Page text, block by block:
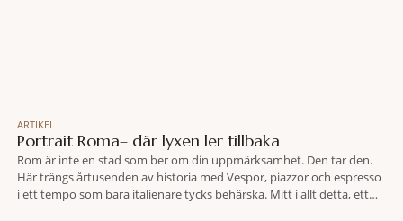
ARTIKEL
Portrait Roma– där lyxen ler tillbaka
Rom är inte en stad som ber om din uppmärksamhet. Den tar den.
Här trängs årtusenden av historia med Vespor, piazzor och espresso
i ett tempo som bara italienare tycks behärska. Mitt i allt detta, ett